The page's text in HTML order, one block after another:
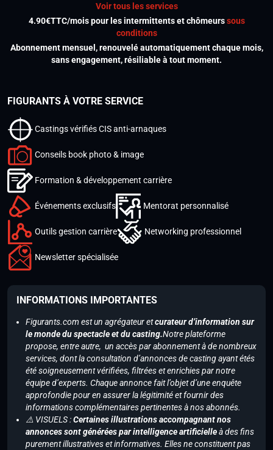
Voir tous les services
4.90€TTC/mois pour les intermittents et chômeurssous
conditions
Abonnement mensuel, renouvelé automatiquement chaque mois,
sans engagement, résiliable à tout moment.
FIGURANTS À VOTRE SERVICE
Castings vérifiés CIS anti-arnaques
Conseils book photo & image
Formation & développement carrière
Événements exclusifs Mentorat personnalisé
Outils gestion carrière Networking professionnel
Newsletter spécialisée
INFORMATIONS IMPORTANTES
Figurants.com est un agrégateur etcurateur d’information sur
le monde du spectacle et du casting.Notre plateforme
propose, entre autre, un accès par abonnement à de nombreux
services, dont la consultation d’annonces de casting ayant étés
été soigneusement vérifiées, filtrées et enrichies par notre
équipe d’experts. Chaque annonce fait l’objet d’une enquête
approfondie pour en assurer la légitimité et fournir des
informations complémentaires pertinentes à nos abonnés.
⚠️ VISUELS :Certaines illustrations accompagnant nos
annonces sont générées par intelligence artificielleà des fins
purement illustratives et informatives. Elles ne constituent pas